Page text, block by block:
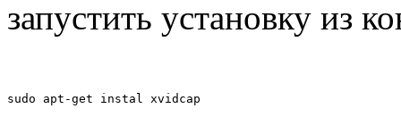
запустить установку из
sudo apt-get instal xvidcap